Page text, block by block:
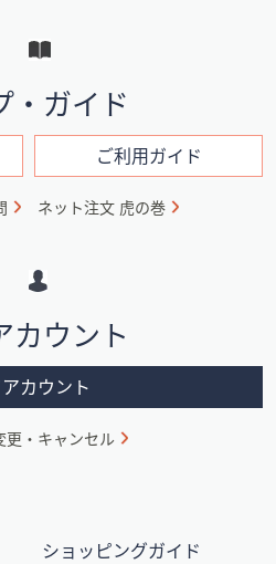
・ガイド
ご利用ガイド
ネット注文 虎の巻
カウント
カウント
更・キャンセル
ショッピングガイド